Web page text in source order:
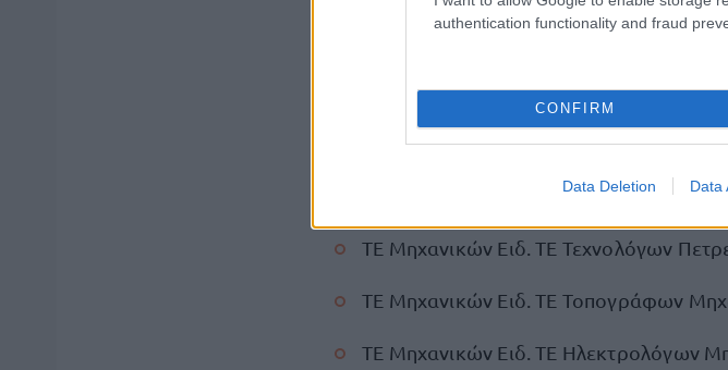
authentication functionality and fraud
CONFIRM
Data Deletion Data
ΤΕ Μηχανικών Ειδ. ΤΕ Ηλεκτρονικών -
ΤΕ Μηχανικών Ειδ. ΤΕ Μηχανολόγων
ΤΕ Μηχανικών Ειδ. ΤΕ Μηχανικών
ΤΕ Μηχανικών Ειδ. ΤΕ Πολιτικών
ΤΕ Μηχανικών Ειδ. ΤΕ Τεχνολόγων
ΤΕ Μηχανικών Ειδ. ΤΕ Τοπογράφων
ΤΕ Μηχανικών Ειδ. ΤΕ Ηλεκτρολόγων